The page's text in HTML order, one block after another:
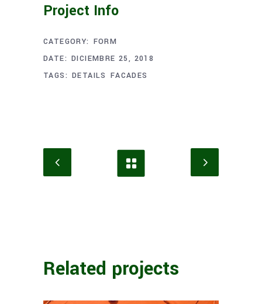
Project Info
CATEGORY: FORM
DATE: DICIEMBRE 25, 2018
TAGS: DETAILS FACADES
Related projects